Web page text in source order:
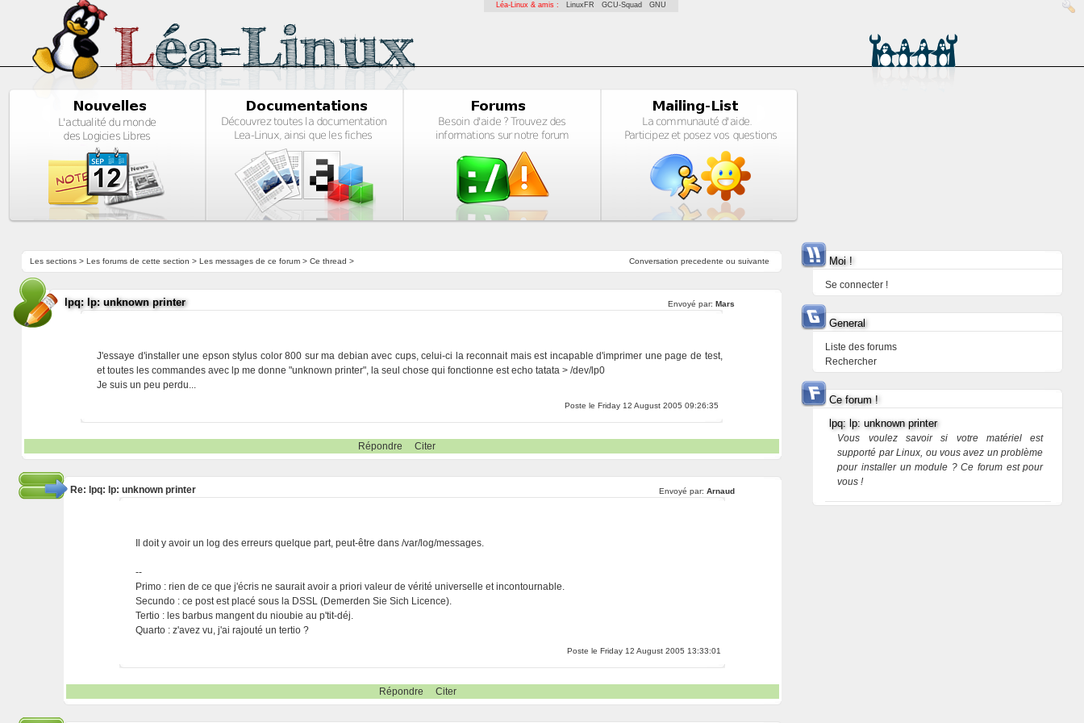
Léa-Linux & amis : LinuxFR GCU-Squad GNU
Conversation precedente ou suivante
Les sections> Les forums de cette section > Les messages de ce forum> Ce thread >
lpq: lp: unknown printer Envoyé par: Mars
J'essaye d'installer une epson stylus color 800 sur ma debian avec cups, celui-ci la reconnait mais est incapable d'imprimer une page de test,
et toutes les commandes avec lp me donne "unknown printer", la seul chose qui fonctionne est echo tatata > /dev/lp0
Je suis un peu perdu...
Poste le Friday 12 August 2005 09:26:35
Répondre Citer
Re: lpq: lp: unknown printer Envoyé par: Arnaud
Il doit y avoir un log des erreurs quelque part, peut-être dans /var/log/messages.
--
Primo : rien de ce que j'écris ne saurait avoir a priori valeur de vérité universelle et incontournable.
Secundo : ce post est placé sous la DSSL (Demerden Sie Sich Licence).
Tertio : les barbus mangent du nioubie au p'tit-déj.
Quarto : z'avez vu, j'ai rajouté un tertio ?
Poste le Friday 12 August 2005 13:33:01
Répondre Citer
Moi !
Se connecter !
General
Liste des forums
Rechercher
Ce forum !
lpq: lp: unknown printer
Vous voulez savoir si votre matériel est
supporté par Linux, ou vous avez un problème
pour installer un module ? Ce forum est pour
vous !